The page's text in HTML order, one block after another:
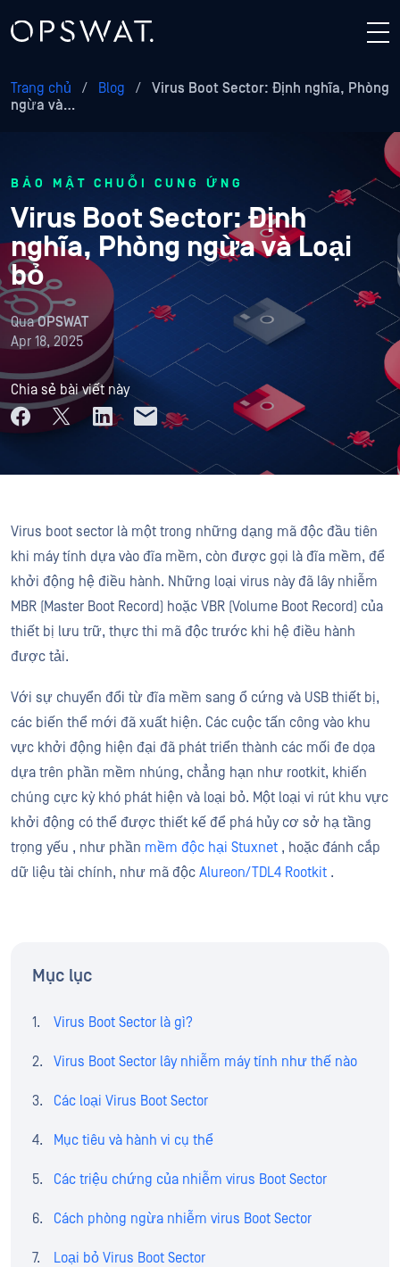
Trang chủ / Blog /
Virus Boot Sector: Định nghĩa, Phòng
ngừa và…
BẢO MẬT CHUỖI CUNG ỨNG
Virus Boot Sector: Định
nghĩa, Phòng ngừa và Loại
bỏ
QuaOPSWAT
Apr 18, 2025
Chia sẻ bài viết này
Virus boot sector là một trong những dạng mã độc đầu tiên
khi máy tính dựa vào đĩa mềm, còn được gọi là đĩa mềm, để
khởi động hệ điều hành. Những loại virus này đã lây nhiễm
MBR (Master Boot Record) hoặc VBR (Volume Boot Record) của
thiết bị lưu trữ, thực thi mã độc trước khi hệ điều hành
được tải.
Với sự chuyển đổi từ đĩa mềm sang ổ cứng và USB thiết bị,
các biến thể mới đã xuất hiện. Các cuộc tấn công vào khu
vực khởi động hiện đại đã phát triển thành các mối đe dọa
dựa trên phần mềm nhúng, chẳng hạn như rootkit, khiến
chúng cực kỳ khó phát hiện và loại bỏ. Một loại vi rút khu vực
khởi động có thể được thiết kế để phá hủy cơ sở hạ tầng
trọng yếu , như phần mềm độc hại Stuxnet , hoặc đánh cắp
dữ liệu tài chính, như mã độc Alureon/TDL4 Rootkit .
Mục lục
Virus Boot Sector là gì?
Virus Boot Sector lây nhiễm máy tính như thế nào
Các loại Virus Boot Sector
Mục tiêu và hành vi cụ thể
Các triệu chứng của nhiễm virus Boot Sector
Cách phòng ngừa nhiễm virus Boot Sector
Loại bỏ Virus Boot Sector